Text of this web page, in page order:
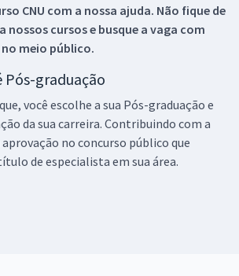
CNU com a nossa ajuda. Não fique de
nossos cursos e busque a vaga com
meio público.
graduação
você escolhe a sua Pós-graduação e
da sua carreira. Contribuindo com a
no concurso público que
de especialista em sua área.